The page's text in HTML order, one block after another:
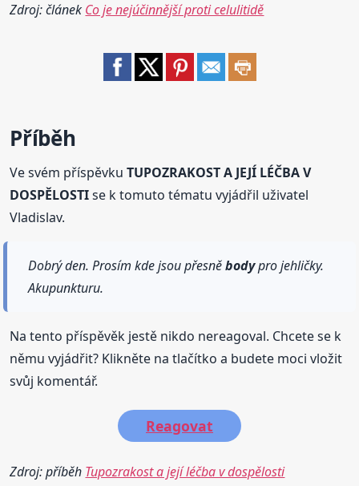
Zdroj: článek Co je nejúčinnější proti celulitidě
Příběh
Ve svém příspěvkuTUPOZRAKOST A JEJÍ LÉČBA V
DOSPĚLOSTIse k tomuto tématu vyjádřil uživatel
Vladislav.
Dobrý den. Prosím kde jsou přesněbodypro jehličky.
Akupunkturu.
Na tento příspěvěk jestě nikdo nereagoval. Chcete se k
němu vyjádřit? Klikněte na tlačítko a budete moci vložit
svůj komentář.
Reagovat
Zdroj: příběh Tupozrakost a její léčba v dospělosti